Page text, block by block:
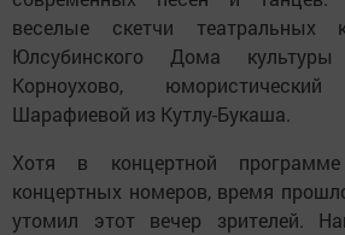
веселые скетчи театральных
Юлсубинского Дома
Корноухово,
Шарафиевой из Кутлу-Букаша.
Хотя в концертной
концертных номеров, время
утомил этот вечер зрителей.